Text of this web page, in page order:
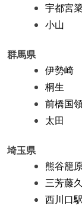
宇都宮
小山
群馬県
伊勢崎
桐生
前橋国
太田
埼玉県
熊谷籠
三芳藤
西川口